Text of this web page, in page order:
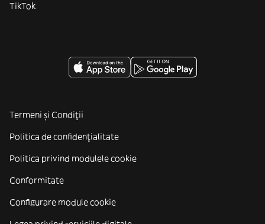
TikTok
Termeni și Condiții
Politica de confidenţialitate
Politica privind modulele cookie
Conformitate
Configurare module cookie